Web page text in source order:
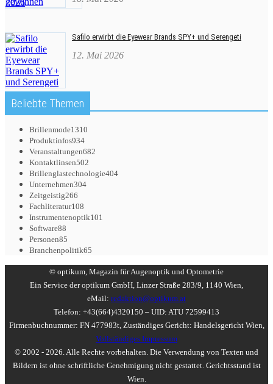
Safilo erwirbt die Eyewear Brands SPY+ und Serengeti
12. Mai 2026
Beliebte Themen
Brillenmode1310
Produktinfos934
Veranstaltungen682
Kontaktlinsen502
Brillenglastechnologie404
Unternehmen304
Zeitgeistig266
Fachliteratur108
Instrumentenoptik101
Software88
Personen85
Branchenpolitik65
© optikum, Magazin für Augenoptik und Optometrie
Ein Service der optikum GmbH, Linzer Straße 283/9, 1140 Wien,
eMail: redaktion@optikum.at
Telefon: +43(664)4320150 – UID: ATU 72599413
Firmenbuchnummer: FN 477983t, Zuständiges Gericht: Handelsgericht Wien,
Vollständiges Impressum
© 2002 - 2026. Alle Rechte vorbehalten. Die Verwendung von Texten und
Bildern ist ohne schriftliche Genehmigung nicht gestattet. Gerichtsstand ist
Wien.